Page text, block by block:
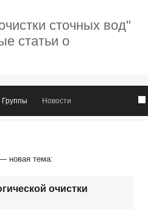
сточных вод"
статьи о
Группы Новости
новая тема:
очистки